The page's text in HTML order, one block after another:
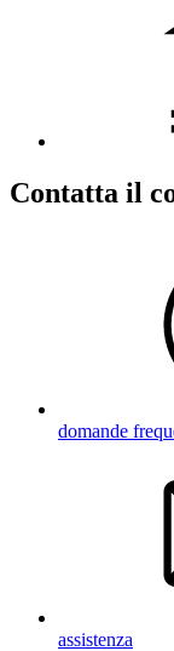
Contatta il
domande
assistenza